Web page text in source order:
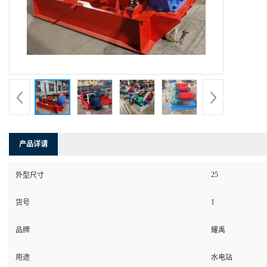
产品详请
外型尺寸 25
货号 1
品牌 耀禹
用途 水电站